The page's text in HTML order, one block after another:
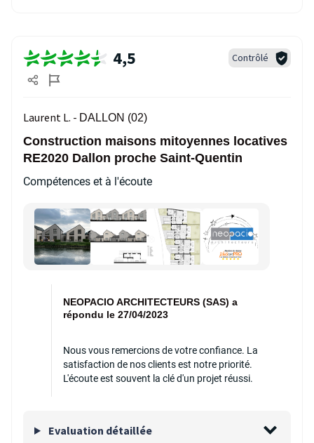
4,5 Contrôlé
Laurent L. - DALLON (02)
Construction maisons mitoyennes locatives
RE2020 Dallon proche Saint-Quentin
Compétences et à l'écoute
NEOPACIO ARCHITECTEURS (SAS) a
répondu le 27/04/2023
Nous vous remercions de votre confiance. La
satisfaction de nos clients est notre priorité.
L'écoute est souvent la clé d'un projet réussi.
Evaluation détaillée